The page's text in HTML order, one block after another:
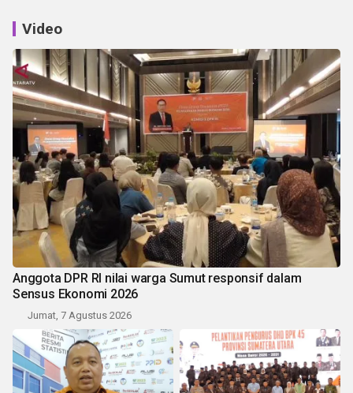
Video
Anggota DPR RI nilai warga Sumut responsif dalam
Sensus Ekonomi 2026
Jumat, 7 Agustus 2026